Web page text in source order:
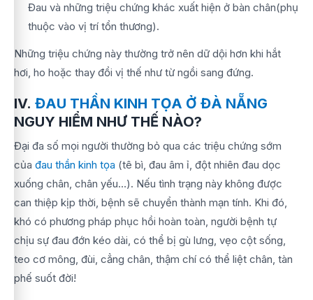
Đau và những triệu chứng khác xuất hiện ở bàn chân(phụ
thuộc vào vị trí tổn thương).
Những triệu chứng này thường trở nên dữ dội hơn khi hắt
hơi, ho hoặc thay đổi vị thế như từ ngồi sang đứng.
IV. ĐAU THẦN KINH TỌA Ở ĐÀ NẴNG
NGUY HIỂM NHƯ THẾ NÀO?
Đại đa số mọi người thường bỏ qua các triệu chứng sớm
của đau thần kinh tọa (tê bì, đau âm ỉ, đột nhiên đau dọc
xuống chân, chân yếu…). Nếu tình trạng này không được
can thiệp kịp thời, bệnh sẽ chuyển thành mạn tính. Khi đó,
khó có phương pháp phục hồi hoàn toàn, người bệnh tự
chịu sự đau đớn kéo dài, có thể bị gù lưng, vẹo cột sống,
teo cơ mông, đùi, cẳng chân, thậm chí có thể liệt chân, tàn
phế suốt đời!